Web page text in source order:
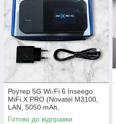
Роутер 5G Wi-Fi 6 Inseego
MiFi X PRO (Novatel M3100,
LAN, 5050 mAh,
Kyivstar/Lifecell/Vodafone)
Готово до відправки